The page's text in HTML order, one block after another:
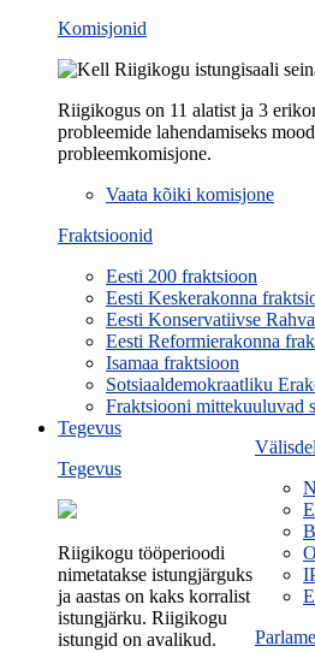
Komisjonid
Riigikogus on 11 alatist ja 3
probleemide lahendamiseks
probleemkomisjone.
Vaata kõiki komisjone
Fraktsioonid
Eesti 200 fraktsioon
Eesti Keskerakonna
Eesti Konservatiivse
Eesti Reformierakonna
Isamaa fraktsioon
Sotsiaaldemokraatliku
Fraktsiooni mittekuuluvad
Tegevus
Tegevus
Riigikogu tööperioodi
nimetatakse istungjärguks
ja aastas on kaks korralist
istungjärku. Riigikogu
istungid on avalikud.